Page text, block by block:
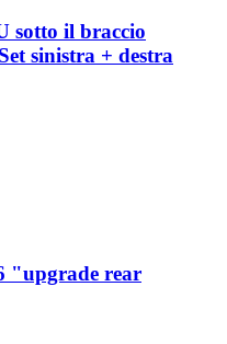
sotto il braccio
sinistra + destra
"upgrade rear